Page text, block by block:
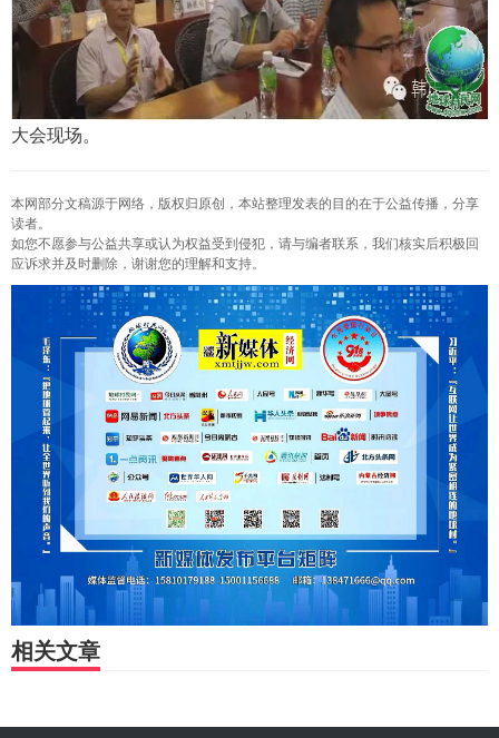
大会现场。
本网部分文稿源于网络，版权归原创，本站整理发表的目的在于公益传播，分享
读者。
如您不愿参与公益共享或认为权益受到侵犯，请与编者联系，我们核实后积极回
应诉求并及时删除，谢谢您的理解和支持。
相关文章